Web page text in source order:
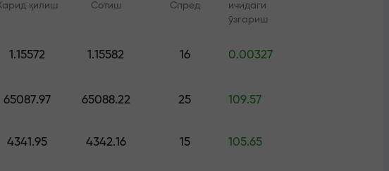
жекпоти
— $1,500 гача қийматдаги совғани танланг
қилиш Сотиш Спред
ичидаги
ўзгариш
1.15572 1.15582 16 0.00327
65087.97 65088.22 25 109.57
4341.95 4342.16 15 105.65
Онлайн курслар
курслар ва вебинарлар
FX.CO билан аналитика